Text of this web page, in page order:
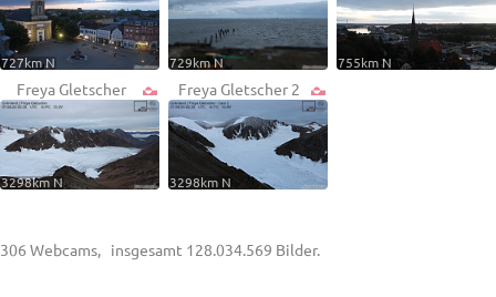
727km N 729km N 755km N
Freya Gletscher
3298km N
Freya Gletscher 2
3298km N
306 Webcams, insgesamt 128.034.569 Bilder.